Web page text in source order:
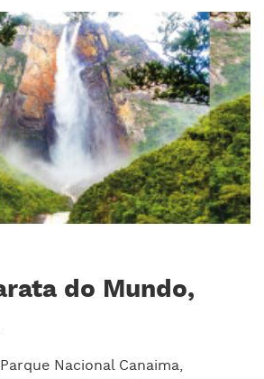
do Mundo,
Nacional Canaima,